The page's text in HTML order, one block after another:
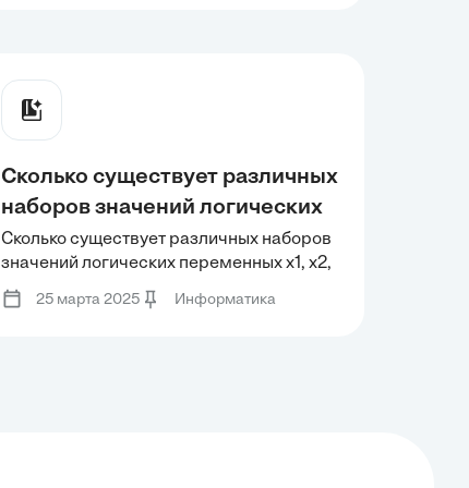
Сколько существует различных
наборов значений логических
переменных x1, x2, ... x7, y1, y2,
... y7, которые удовлетворяют
всем перечисленным ниже
Сколько существует различных наборов
значений логических переменных x1, x2,
... x7, y1, y2, ... y7, которые удовлетворяют
всем перечисленным ниже условиям?
25 марта 2025 Информатика